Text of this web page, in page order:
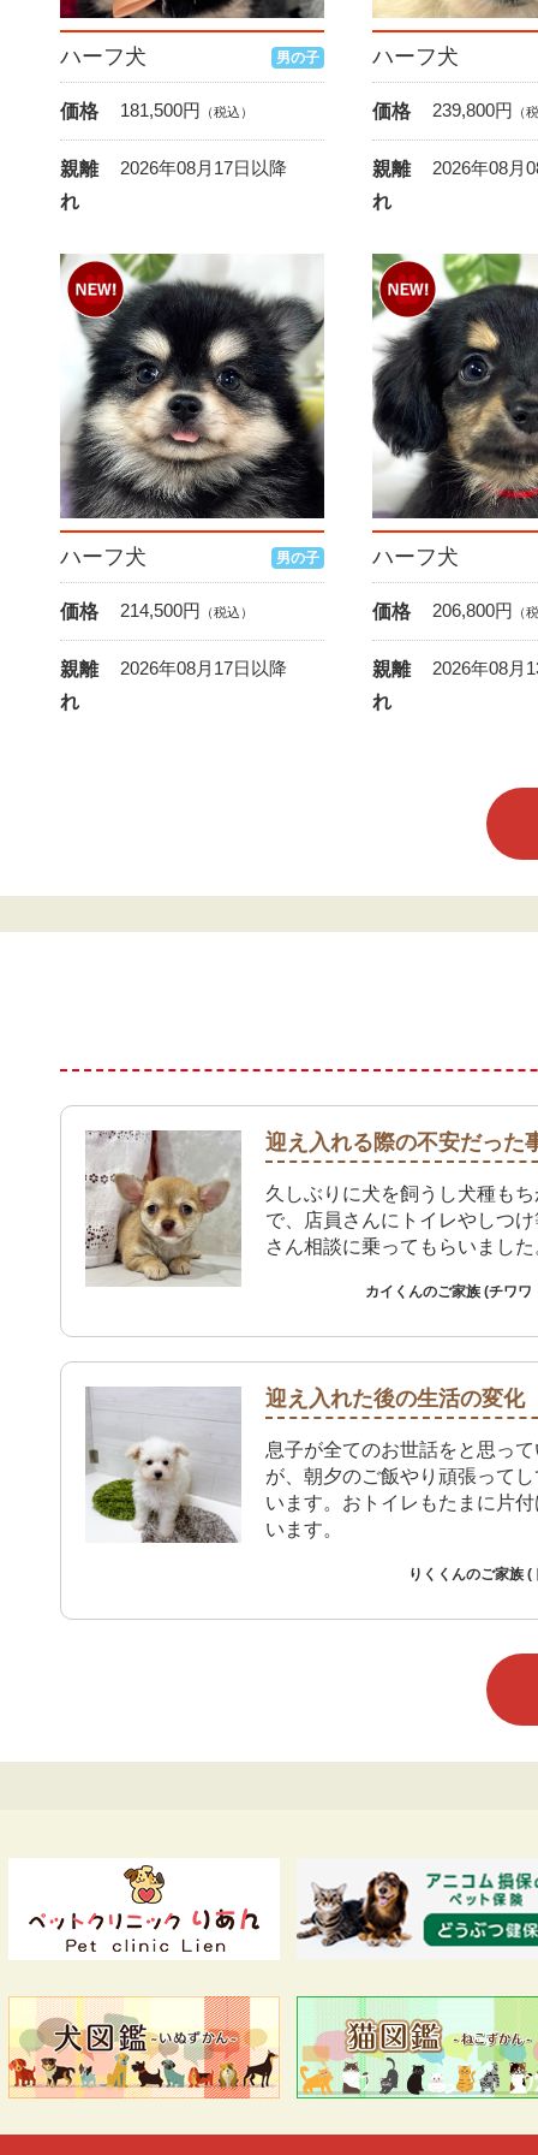
ハーフ犬 男の子
価格 181,500円 （税込）
親離
れ
2026年08月17日以降
ハーフ犬
価格 239,800円 （
親離
れ
2026年08月
ハーフ犬 男の子
価格 214,500円 （税込）
親離
れ
2026年08月17日以降
ハーフ犬
価格 206,800円 （
親離
れ
2026年08月
迎え入れる際の不安だった
久しぶりに犬を飼うし犬種も
で、店員さんにトイレやしつ
さん相談に乗ってもらいました
カイくんのご家族 (チワワ
迎え入れた後の生活の変化
息子が全てのお世話をと思っ
が、朝夕のご飯やり頑張って
います。おトイレもたまに片
います。
りくくんのご家族 (